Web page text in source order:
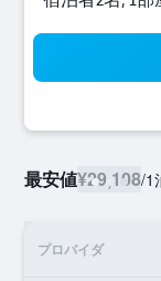
最安値¥29,108/1
プロバイダ